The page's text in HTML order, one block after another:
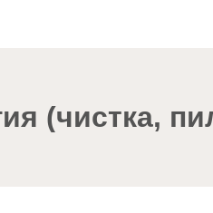
(чистка,